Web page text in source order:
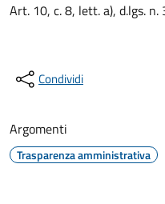
Art. 10, c. 8, lett. a), d.lgs.
Condividi
Argomenti
Trasparenza amministrativa